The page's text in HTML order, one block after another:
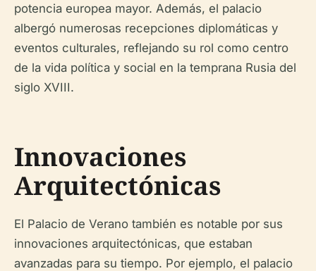
potencia europea mayor. Además, el palacio
albergó numerosas recepciones diplomáticas y
eventos culturales, reflejando su rol como centro
de la vida política y social en la temprana Rusia del
siglo XVIII.
Innovaciones
Arquitectónicas
El Palacio de Verano también es notable por sus
innovaciones arquitectónicas, que estaban
avanzadas para su tiempo. Por ejemplo, el palacio